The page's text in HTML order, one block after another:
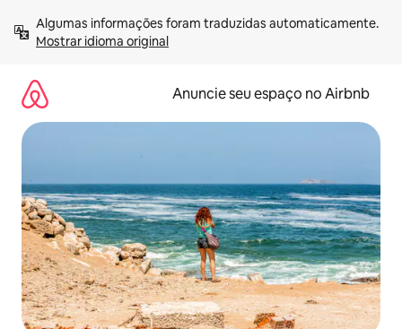
para
Mostrar idioma original
Anuncie seu espaço no Airbnb